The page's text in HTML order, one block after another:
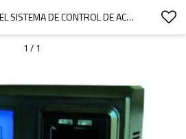
CONTROLADOR DEL SISTEMA DE CONTROL DE ACCESO POR HUELLA DIGITAL
1 / 1